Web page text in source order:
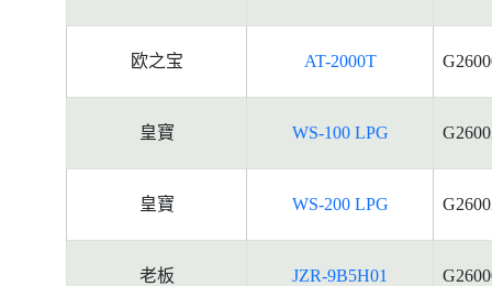
欧之宝 AT-2000T
皇寶 WS-100 LPG
皇寶 WS-200 LPG
老板 JZR-9B5H01